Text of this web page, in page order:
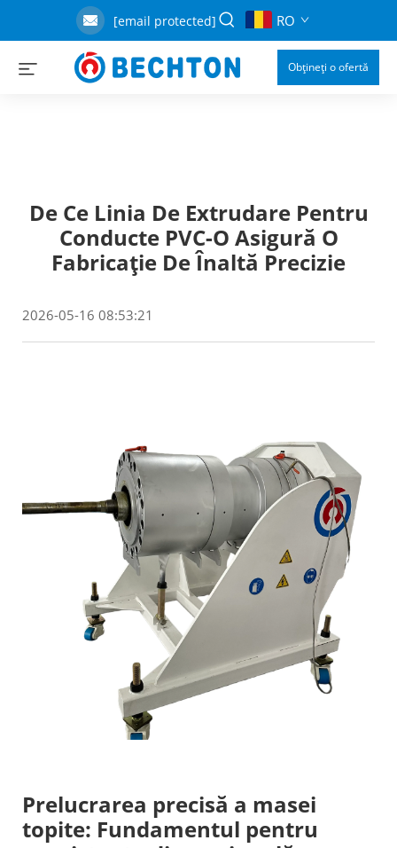
[email protected] RO
Obțineți o ofertă
De Ce Linia De Extrudare Pentru
Conducte PVC-O Asigură O
Fabricație De Înaltă Precizie
2026-05-16 08:53:21
Prelucrarea precisă a masei
topite: Fundamentul pentru